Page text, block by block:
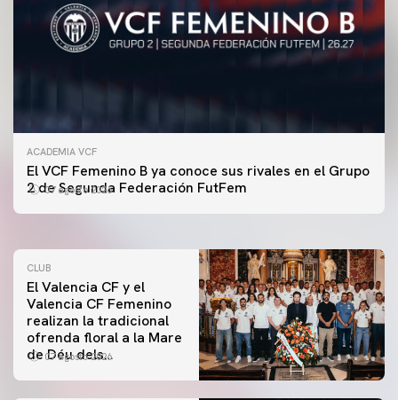
ACADEMIA VCF
El VCF Femenino B ya conoce sus rivales en el Grupo
2 de Segunda Federación FutFem
07 agosto 2026
PRIMER EQUIPO
ENTRENAMIENTO DEL VALENCIA CF 7/8/2026
CLUB
El Valencia CF y el
Valencia CF Femenino
realizan la tradicional
ofrenda floral a la Mare
de Déu dels
07 agosto 2026